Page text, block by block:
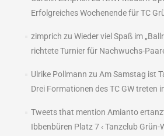
Erfolgreiches Wochenende für TC
zimprich zu Wieder viel Spaß im
richtete Turnier für Nachwuchs-
Ulrike Pollmann zu Am Samstag ist
Drei Formationen des TC GW treten
Tweets that mention Amianto
Ibbenbüren Platz 7 ‹ Tanzclub Grün-